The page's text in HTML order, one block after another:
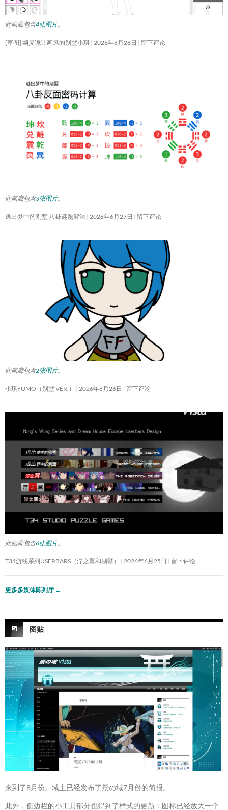
此画廊包含4张图片。
[草图] 幽灵诡计画风的别墅小琪 2026年6月28日 留下评论
此画廊包含3张图片。
逃出梦中的别墅 八卦谜题解法 2026年6月27日 留下评论
此画廊包含2张图片。
小琪FUMO（别墅 VER.） 2026年6月26日 留下评论
此画廊包含6张图片。
T34游戏系列USERBARS（泞之翼和别墅） 2026年6月25日 留下评论
更多多媒体陈列厅 →
图贴
来到了8月份。域主已经发布了景の域7月份的简报。
此外，侧边栏的小工具部分也得到了样式的更新：图标已经放大一个